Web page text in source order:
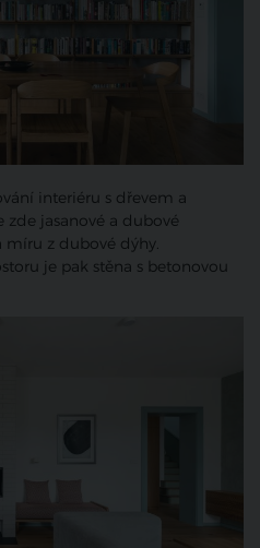
interiéru s dřevem a
jasanové a dubové
míru z dubové dýhy.
je pak stěna s betonovou